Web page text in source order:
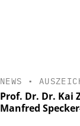
NEWS •
Prof. Dr. Dr. Kai
Manfred